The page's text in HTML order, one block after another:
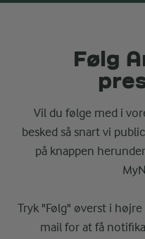
Følg
Vil du følge med i
besked så snart vi
på knappen
Tryk "Følg" øverst i
mail for at få